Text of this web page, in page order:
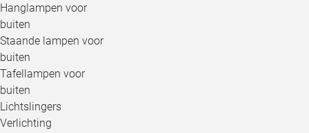
Hanglampen voor
buiten
Staande lampen voor
buiten
Tafellampen voor
buiten
Lichtslingers
Verlichting